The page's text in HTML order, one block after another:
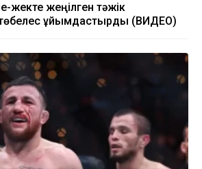
жекте жеңілген тәжік
төбелес ұйымдастырды (ВИДЕО)